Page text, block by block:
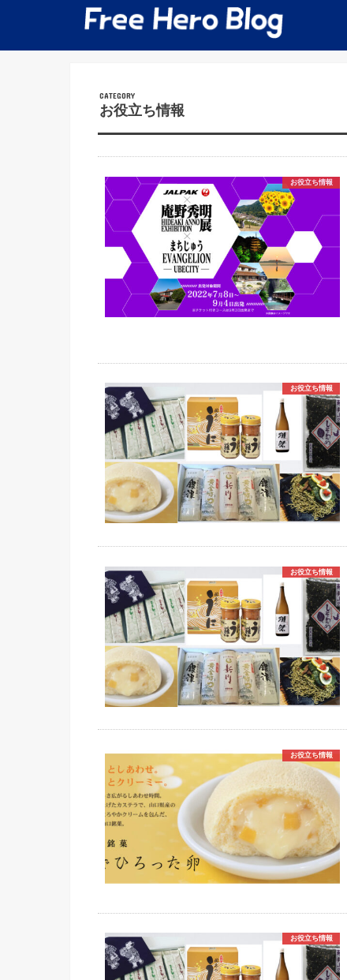
お役立ち情報
お役立ち情報
お役立ち情報
お役立ち情報
お役立ち情報
お役立ち情報